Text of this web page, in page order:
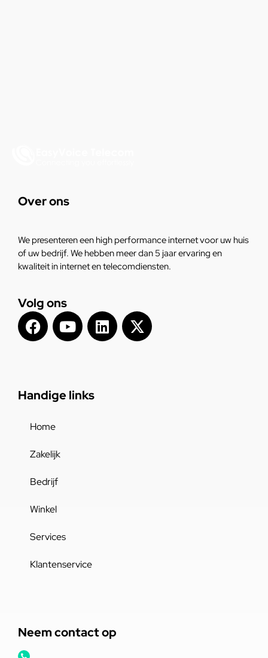
Over ons
We presenteren een high performance internet voor uw huis
of uw bedrijf. We hebben meer dan 5 jaar ervaring en
kwaliteit in internet en telecomdiensten.
Volg ons
Handige links
Home
Zakelijk
Bedrijf
Winkel
Services
Klantenservice
Neem contact op